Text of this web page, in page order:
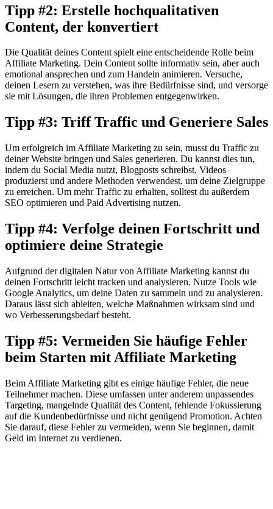
Tipp #2: Erstelle hochqualitativen
Content, der konvertiert
Die Qualität deines Content spielt eine entscheidende Rolle beim
Affiliate Marketing. Dein Content sollte informativ sein, aber auch
emotional ansprechen und zum Handeln animieren. Versuche,
deinen Lesern zu verstehen, was ihre Bedürfnisse sind, und versorge
sie mit Lösungen, die ihren Problemen entgegenwirken.
Tipp #3: Triff Traffic und Generiere Sales
Um erfolgreich im Affiliate Marketing zu sein, musst du Traffic zu
deiner Website bringen und Sales generieren. Du kannst dies tun,
indem du Social Media nutzt, Blogposts schreibst, Videos
produzierst und andere Methoden verwendest, um deine Zielgruppe
zu erreichen. Um mehr Traffic zu erhalten, solltest du außerdem
SEO optimieren und Paid Advertising nutzen.
Tipp #4: Verfolge deinen Fortschritt und
optimiere deine Strategie
Aufgrund der digitalen Natur von Affiliate Marketing kannst du
deinen Fortschritt leicht tracken und analysieren. Nutze Tools wie
Google Analytics, um deine Daten zu sammeln und zu analysieren.
Daraus lässt sich ableiten, welche Maßnahmen wirksam sind und
wo Verbesserungsbedarf besteht.
Tipp #5: Vermeiden Sie häufige Fehler
beim Starten mit Affiliate Marketing
Beim Affiliate Marketing gibt es einige häufige Fehler, die neue
Teilnehmer machen. Diese umfassen unter anderem unpassendes
Targeting, mangelnde Qualität des Content, fehlende Fokussierung
auf die Kundenbedürfnisse und nicht genügend Promotion. Achten
Sie darauf, diese Fehler zu vermeiden, wenn Sie beginnen, damit
Geld im Internet zu verdienen.